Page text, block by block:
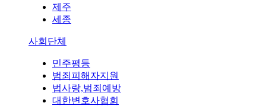
제주
세종
사회단체
민주평등
범죄피해자지원
법사랑,범죄예방
대한변호사협회